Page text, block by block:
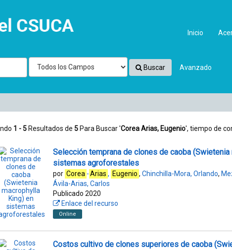
Inicio
Buscar Avanzado
1 - 5 Resultados de 5 Para Buscar 'Corea Arias, Eugenio', tiempo de
Selección temprana de clones de caoba (Swietenia
sistemas agroforestales
por Corea - Arias , Eugenio , Chinchilla-Mora, Orlando,
Ávila-Arias, Carlos
Publicado 2020
Enlace del recurso
Online
Costos cultivo de clones superiores de caoba